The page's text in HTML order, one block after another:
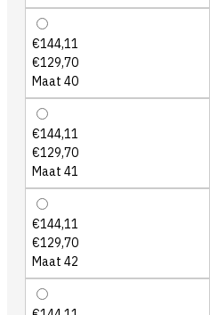
€144,11
€129,70
Maat 40
€144,11
€129,70
Maat 41
€144,11
€129,70
Maat 42